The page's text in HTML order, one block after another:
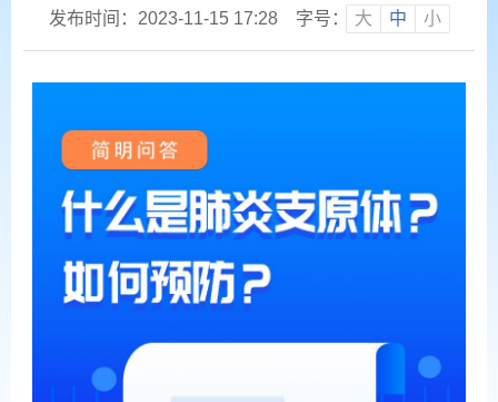
发布时间：2023-11-15 17:28
字号： 大 中 小